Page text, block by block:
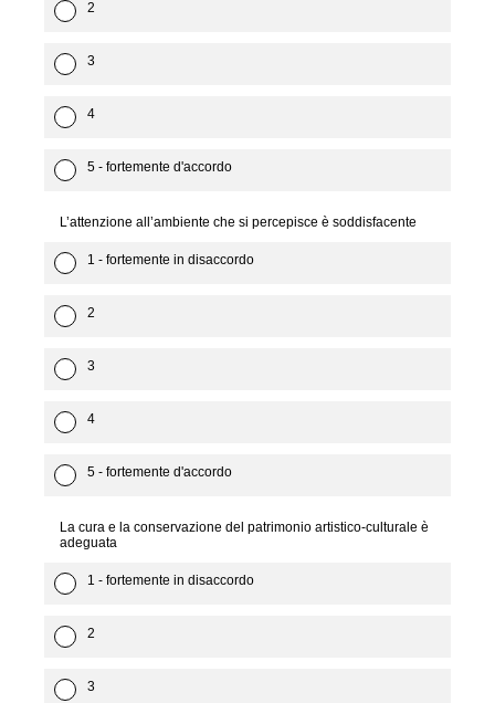
2
3
4
5 - fortemente d'accordo
L’attenzione all’ambiente che si percepisce è soddisfacente
1 - fortemente in disaccordo
2
3
4
5 - fortemente d'accordo
La cura e la conservazione del patrimonio artistico-culturale è
adeguata
1 - fortemente in disaccordo
2
3